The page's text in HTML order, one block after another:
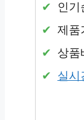
인기
제품
상품
실시